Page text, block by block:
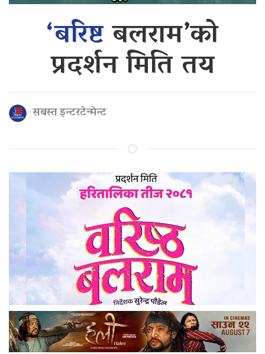
‘बरिष्टबलराम’को
प्रदर्शन मिति तय
सबस्त इन्टरटेन्मेन्ट